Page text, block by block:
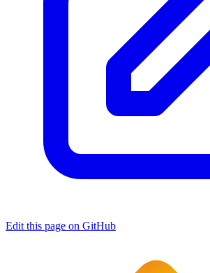
Edit this page on GitHub